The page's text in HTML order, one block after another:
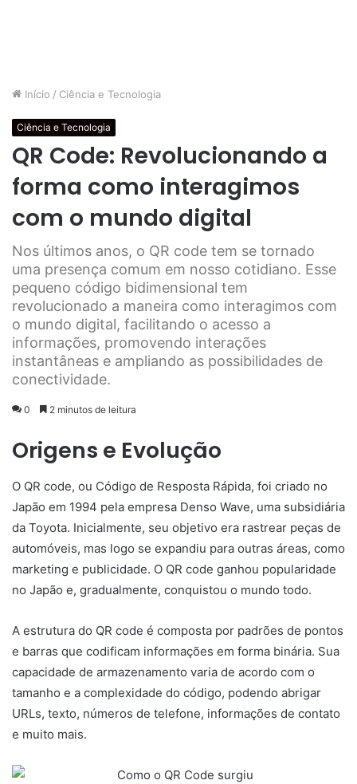
Início / Ciência e Tecnologia
Ciência e Tecnologia
QR Code: Revolucionando a
forma como interagimos
com o mundo digital
Nos últimos anos, o QR code tem se tornado
uma presença comum em nosso cotidiano. Esse
pequeno código bidimensional tem
revolucionado a maneira como interagimos com
o mundo digital, facilitando o acesso a
informações, promovendo interações
instantâneas e ampliando as possibilidades de
conectividade.
0 2 minutos de leitura
Origens e Evolução
O QR code, ou Código de Resposta Rápida, foi criado no
Japão em 1994 pela empresa Denso Wave, uma subsidiária
da Toyota. Inicialmente, seu objetivo era rastrear peças de
automóveis, mas logo se expandiu para outras áreas, como
marketing e publicidade. O QR code ganhou popularidade
no Japão e, gradualmente, conquistou o mundo todo.
A estrutura do QR code é composta por padrões de pontos
e barras que codificam informações em forma binária. Sua
capacidade de armazenamento varia de acordo com o
tamanho e a complexidade do código, podendo abrigar
URLs, texto, números de telefone, informações de contato
e muito mais.